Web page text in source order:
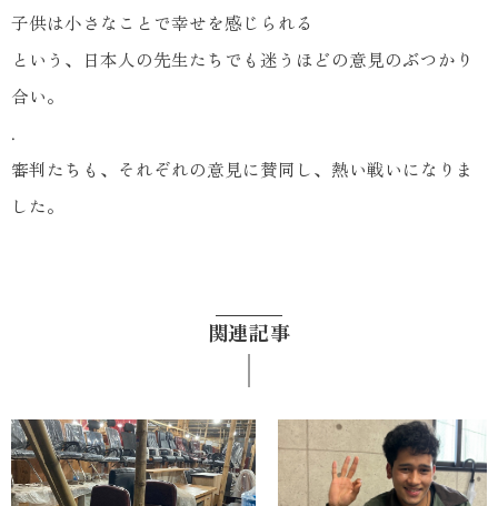
子供は小さなことで幸せを感じられる
という、日本人の先生たちでも迷うほどの意見のぶつかり
合い。
.
審判たちも、それぞれの意見に賛同し、熱い戦いになりま
した。
関連記事